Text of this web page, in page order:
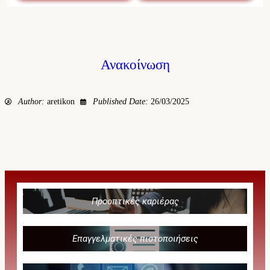
Ανακοίνωση
Author: aretikon Published Date: 26/03/2025
Προοπτικές καριέρας
Επαγγελματικές πιστοποιήσεις